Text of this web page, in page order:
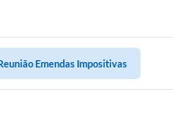
Emendas Impositivas